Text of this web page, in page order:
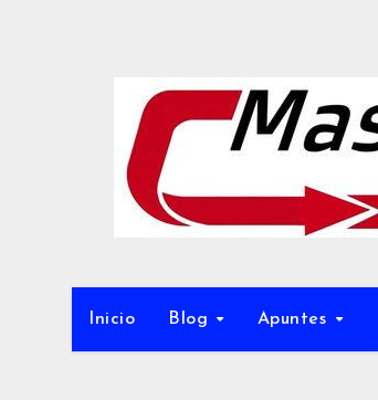
Inicio Blog Apuntes